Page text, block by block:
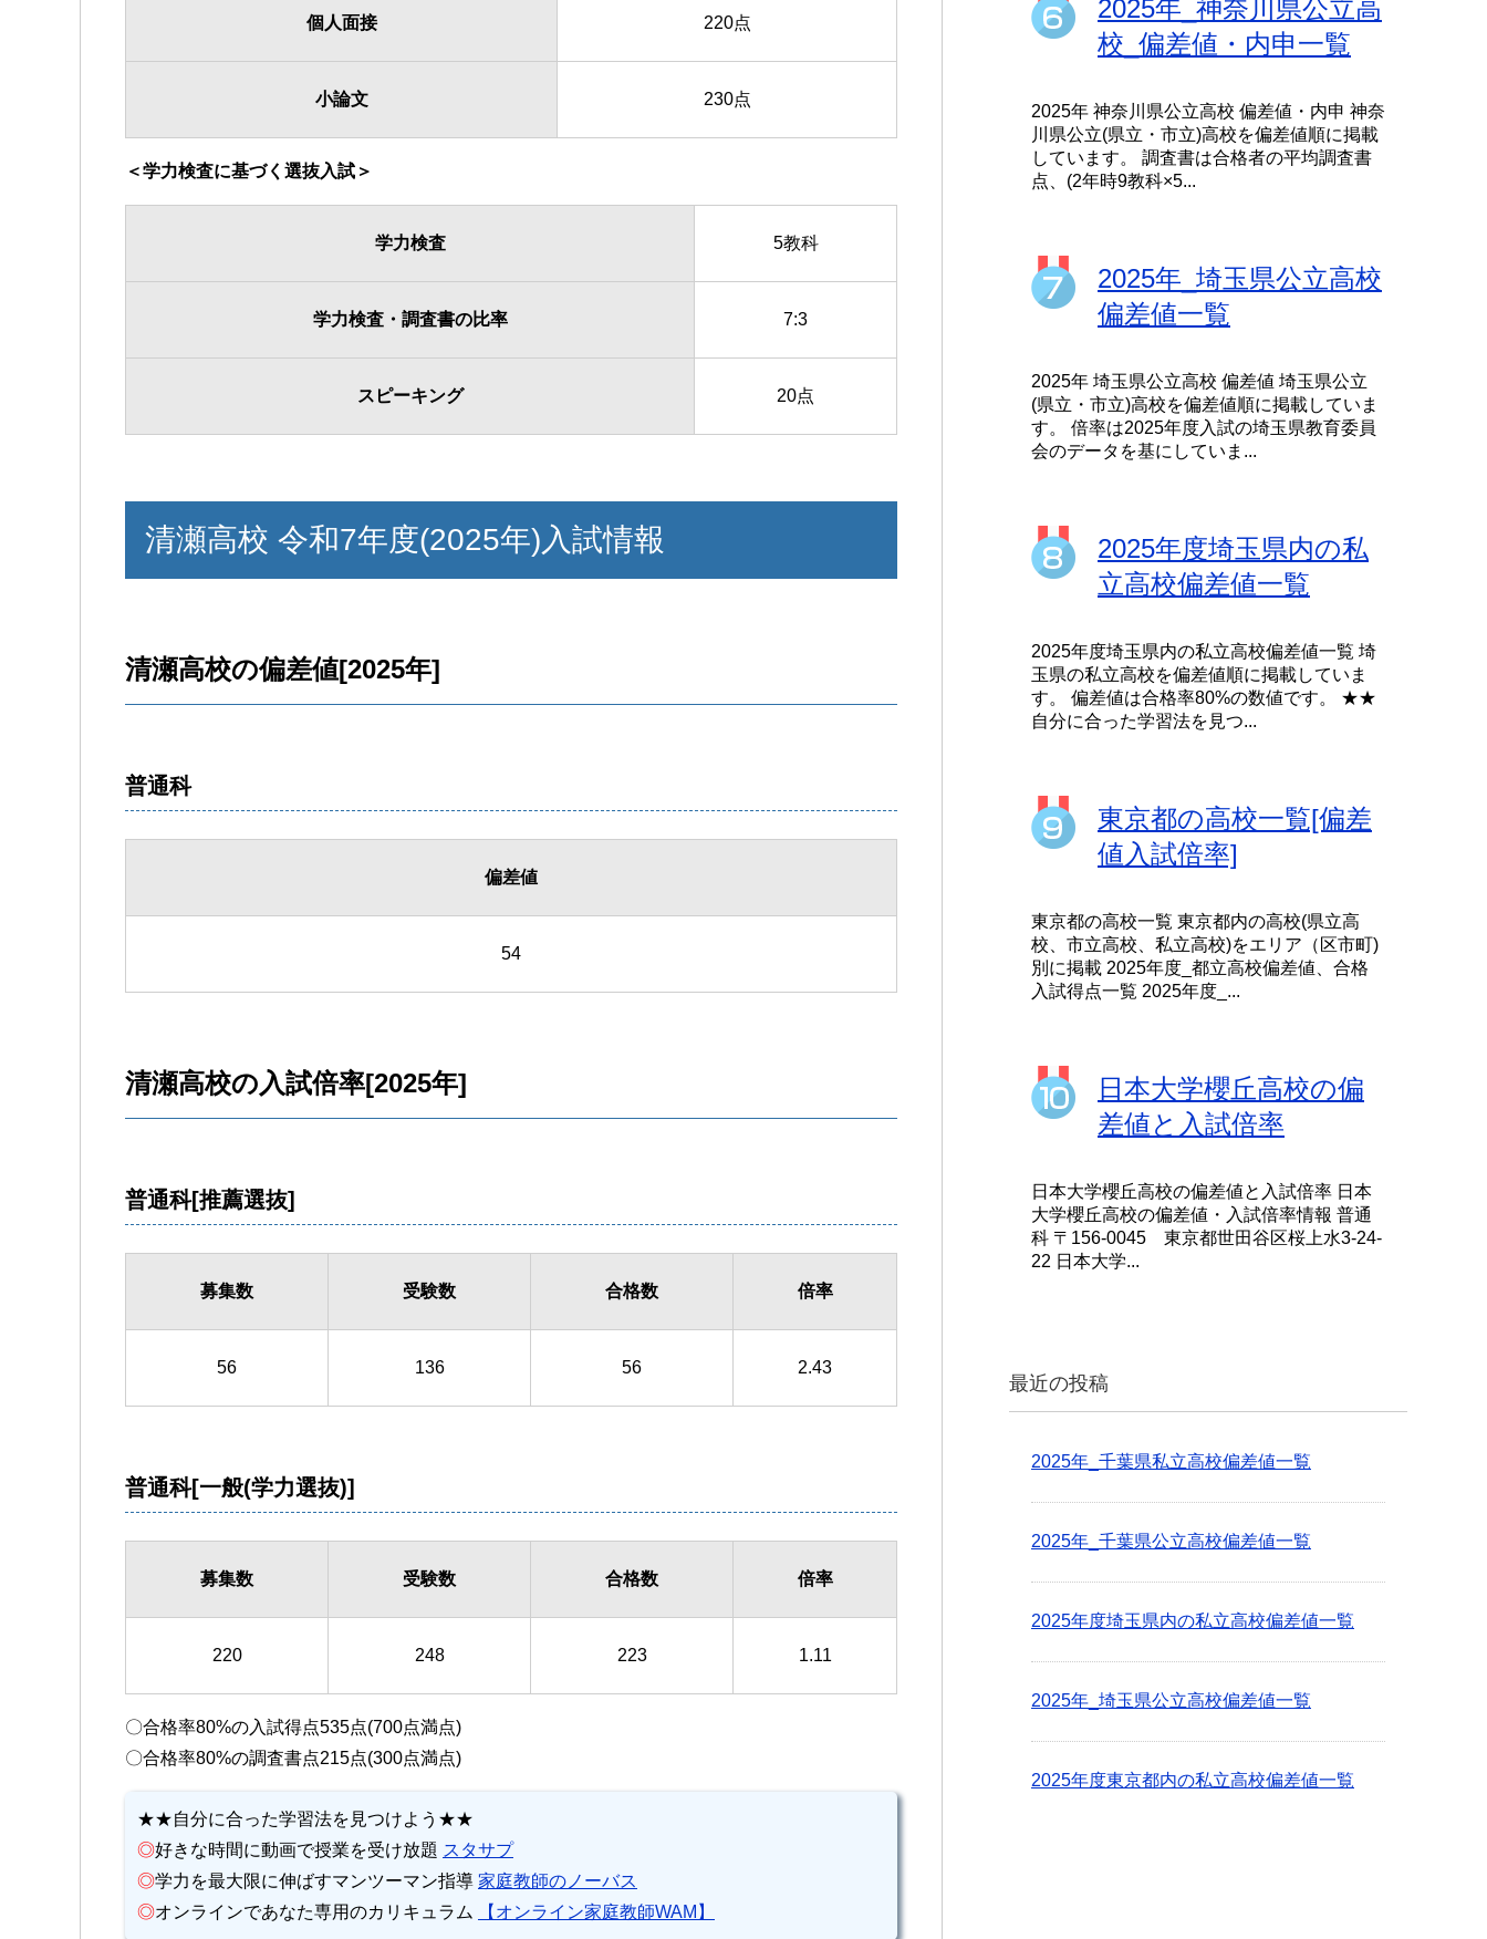
個人面接 220点
小論文 230点
＜学力検査に基づく選抜入試＞
学力検査 5教科
学力検査・調査書の比率 7:3
スピーキング 20点
清瀬高校 令和7年度(2025年)入試情報
清瀬高校の偏差値[2025年]
普通科
偏差値
54
清瀬高校の入試倍率[2025年]
普通科[推薦選抜]
募集数 受験数 合格数 倍率
56 136 56 2.43
普通科[一般(学力選抜)]
募集数 受験数 合格数 倍率
220 248 223 1.11
〇合格率80%の入試得点535点(700点満点)
〇合格率80%の調査書点215点(300点満点)
★★自分に合った学習法を見つけよう★★
◎好きな時間に動画で授業を受け放題 スタサプ
◎学力を最大限に伸ばすマンツーマン指導 家庭教師のノーバス
◎オンラインであなた専用のカリキュラム 【オンライン家庭教師WAM】
2025年_神奈川県公立高
校_偏差値・内申一覧
2025年 神奈川県公立高校 偏差値・内申 神奈
川県公立(県立・市立)高校を偏差値順に掲載
しています。 調査書は合格者の平均調査書
点、(2年時9教科×5...
2025年_埼玉県公立高校
偏差値一覧
2025年 埼玉県公立高校 偏差値 埼玉県公立
(県立・市立)高校を偏差値順に掲載していま
す。 倍率は2025年度入試の埼玉県教育委員
会のデータを基にしていま...
2025年度埼玉県内の私
立高校偏差値一覧
2025年度埼玉県内の私立高校偏差値一覧 埼
玉県の私立高校を偏差値順に掲載していま
す。 偏差値は合格率80%の数値です。 ★★
自分に合った学習法を見つ...
東京都の高校一覧[偏差
値入試倍率]
東京都の高校一覧 東京都内の高校(県立高
校、市立高校、私立高校)をエリア（区市町)
別に掲載 2025年度_都立高校偏差値、合格
入試得点一覧 2025年度_...
日本大学櫻丘高校の偏
差値と入試倍率
日本大学櫻丘高校の偏差値と入試倍率 日本
大学櫻丘高校の偏差値・入試倍率情報 普通
科 〒156-0045 東京都世田谷区桜上水3-24-
22 日本大学...
最近の投稿
2025年_千葉県私立高校偏差値一覧
2025年_千葉県公立高校偏差値一覧
2025年度埼玉県内の私立高校偏差値一覧
2025年_埼玉県公立高校偏差値一覧
2025年度東京都内の私立高校偏差値一覧